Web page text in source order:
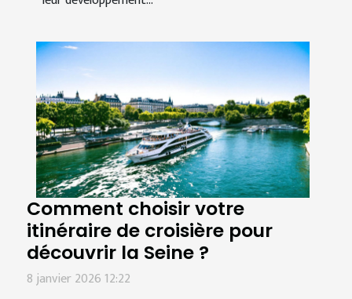
Comment choisir votre
itinéraire de croisière pour
découvrir la Seine ?
8 janvier 2026 12:22